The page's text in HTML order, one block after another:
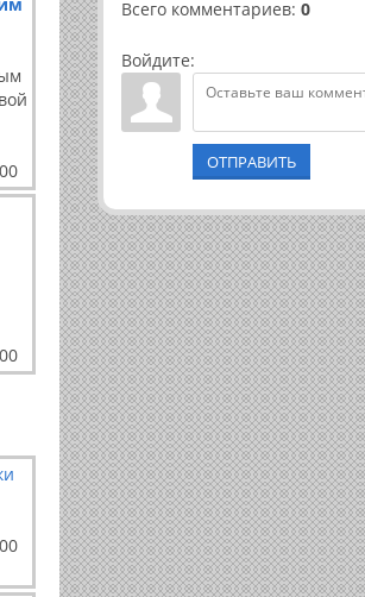
Всего комментариев: 0
Войдите:
ОТПРАВИТЬ